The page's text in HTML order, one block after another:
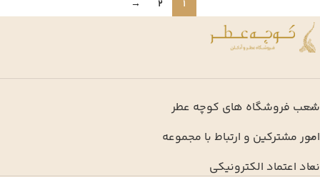
1
2
→
شعب فروشگاه های کوچه عطر
امور مشترکین و ارتباط با مجموعه
نماد اعتماد الکترونیکی